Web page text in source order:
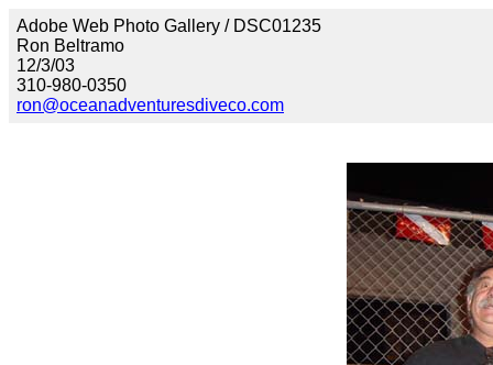
Adobe Web Photo Gallery / DSC01235
Ron Beltramo
12/3/03
310-980-0350
ron@oceanadventuresdiveco.com